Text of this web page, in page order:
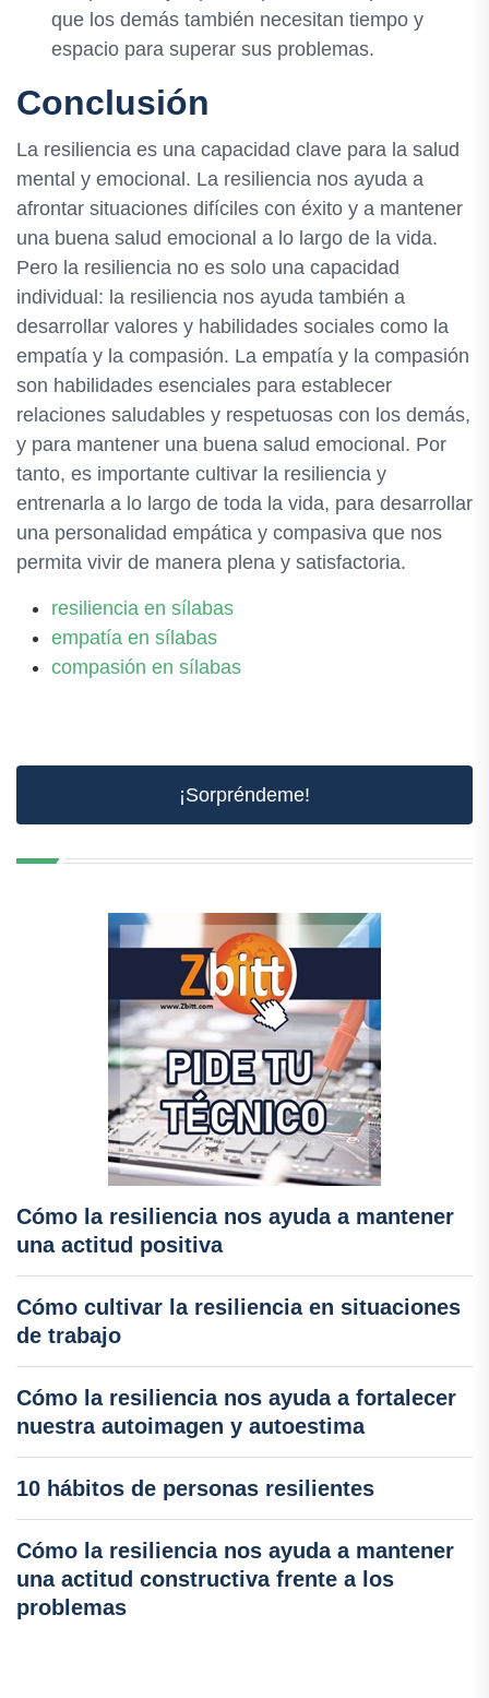
que los demás también necesitan tiempo y
espacio para superar sus problemas.
Conclusión
La resiliencia es una capacidad clave para la salud
mental y emocional. La resiliencia nos ayuda a
afrontar situaciones difíciles con éxito y a mantener
una buena salud emocional a lo largo de la vida.
Pero la resiliencia no es solo una capacidad
individual: la resiliencia nos ayuda también a
desarrollar valores y habilidades sociales como la
empatía y la compasión. La empatía y la compasión
son habilidades esenciales para establecer
relaciones saludables y respetuosas con los demás,
y para mantener una buena salud emocional. Por
tanto, es importante cultivar la resiliencia y
entrenarla a lo largo de toda la vida, para desarrollar
una personalidad empática y compasiva que nos
permita vivir de manera plena y satisfactoria.
resiliencia en sílabas
empatía en sílabas
compasión en sílabas
¡Sorpréndeme!
Cómo la resiliencia nos ayuda a mantener
una actitud positiva
Cómo cultivar la resiliencia en situaciones
de trabajo
Cómo la resiliencia nos ayuda a fortalecer
nuestra autoimagen y autoestima
10 hábitos de personas resilientes
Cómo la resiliencia nos ayuda a mantener
una actitud constructiva frente a los
problemas